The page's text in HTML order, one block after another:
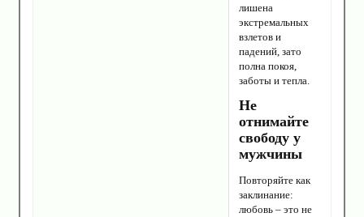
лишена
экстремальных
взлетов и
падений, зато
полна покоя,
заботы и тепла.
Не
отнимайте
свободу у
мужчины
Повторяйте как
заклинание:
любовь – это не